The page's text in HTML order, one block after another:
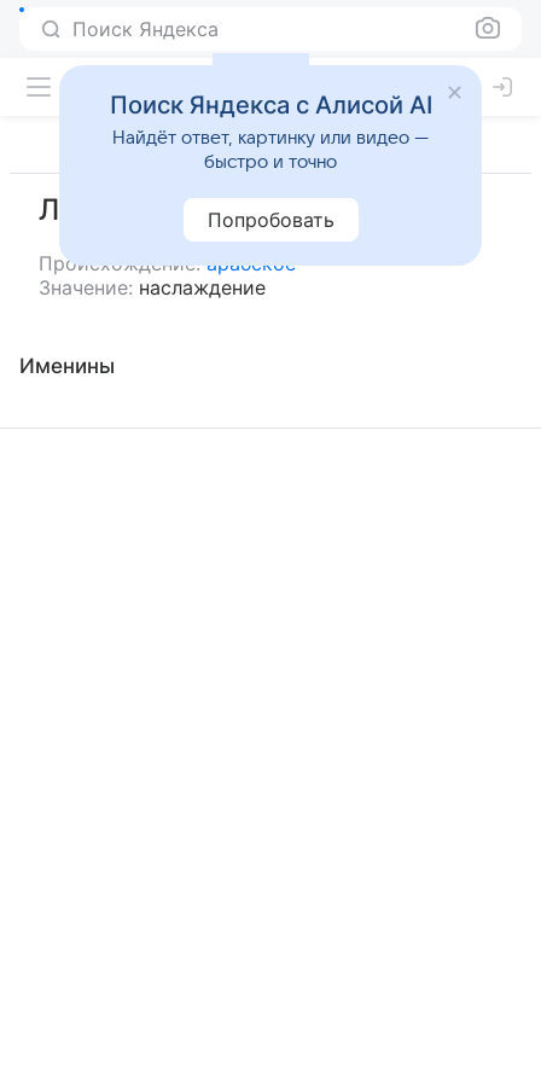
Поиск Яндекса
Лаззат
Происхождение: арабское
Значение: наслаждение
Именины
Поиск Яндекса с Алисой AI
Найдёт ответ, картинку или видео —
быстро и точно
Попробовать